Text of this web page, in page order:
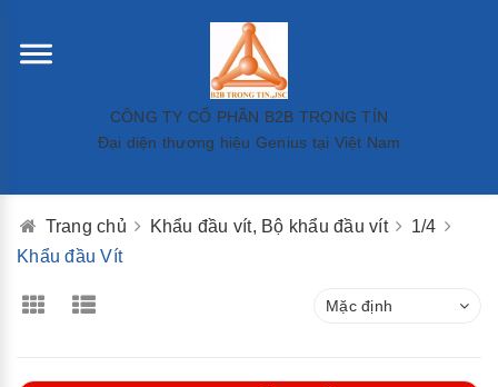
CÔNG TY CỔ PHẦN B2B TRỌNG TÍN
Đại diện thương hiệu Genius tại Việt Nam
Trang chủ Khẩu đầu vít, Bộ khẩu đầu vít
1/4
Khẩu đầu Vít
Mặc định